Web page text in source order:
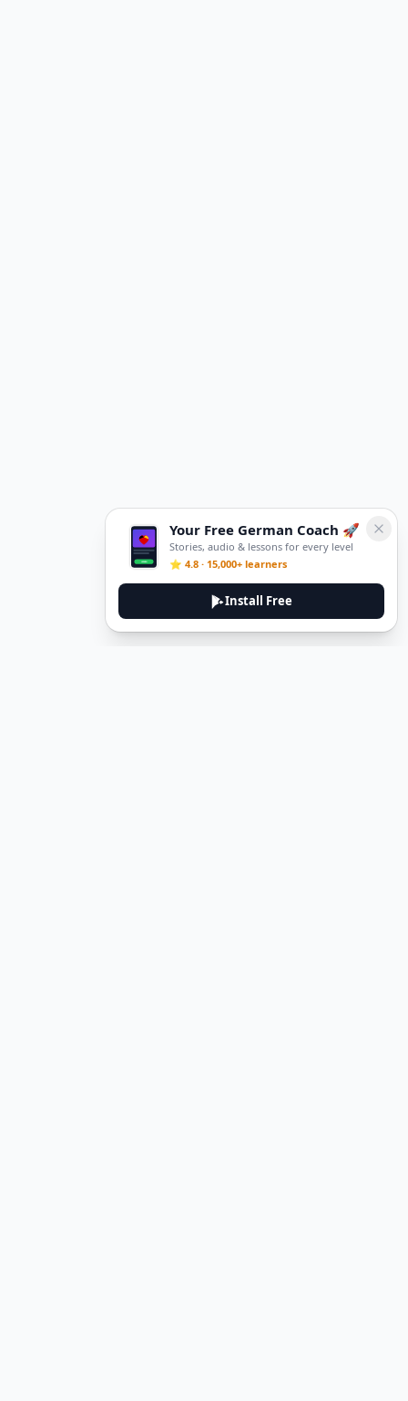
Your Free German Coach 🚀
Stories, audio & lessons for every level
⭐ 4.8 · 15,000+ learners
Install Free